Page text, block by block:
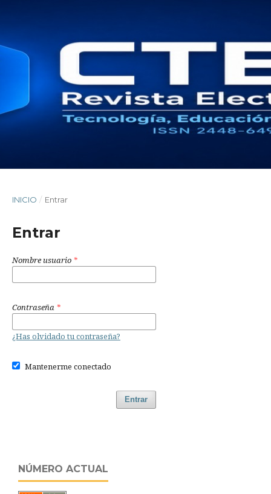
INICIO / Entrar
Entrar
Nombre usuario *
Contraseña *
¿Has olvidado tu contraseña?
Mantenerme conectado
Entrar
NÚMERO ACTUAL